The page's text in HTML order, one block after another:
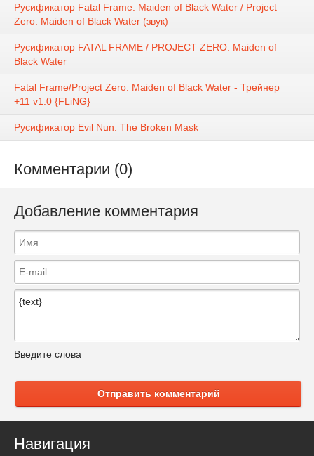
Русификатор Fatal Frame: Maiden of Black Water / Project
Zero: Maiden of Black Water (звук)
Русификатор FATAL FRAME / PROJECT ZERO: Maiden of
Black Water
Fatal Frame/Project Zero: Maiden of Black Water - Трейнер
+11 v1.0 {FLiNG}
Русификатор Evil Nun: The Broken Mask
Комментарии (0)
Добавление комментария
Введите слова
Отправить комментарий
Навигация